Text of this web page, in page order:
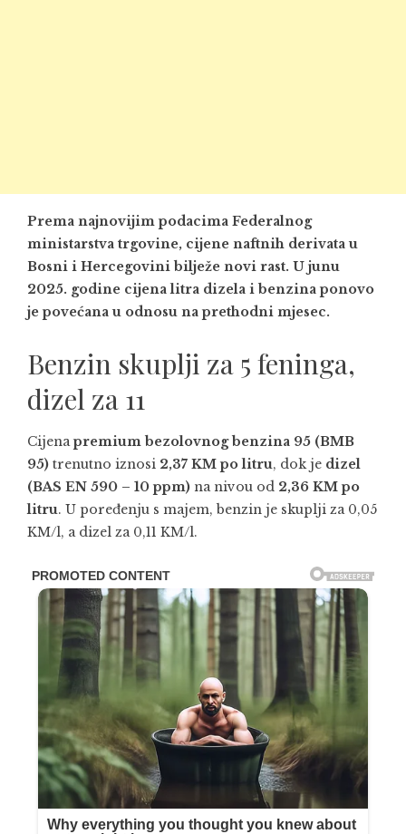
Prema najnovijim podacima Federalnog
ministarstva trgovine, cijene naftnih derivata u
Bosni i Hercegovini bilježe novi rast. U junu
2025. godine cijena litra dizela i benzina ponovo
je povećana u odnosu na prethodni mjesec.
Benzin skuplji za 5 feninga,
dizel za 11
Cijenapremium bezolovnog benzina 95 (BMB
95) trenutno iznosi 2,37 KM po litru, dok je dizel
(BAS EN 590 – 10 ppm) na nivou od 2,36 KM po
litru. U poređenju s majem, benzin je skuplji za 0,05
KM/l, a dizel za 0,11 KM/l.